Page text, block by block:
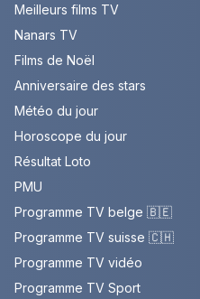
Meilleurs films TV
Nanars TV
Films de Noël
Anniversaire des stars
Météo du jour
Horoscope du jour
Résultat Loto
PMU
Programme TV belge 🇧🇪
Programme TV suisse 🇨🇭
Programme TV vidéo
Programme TV Sport